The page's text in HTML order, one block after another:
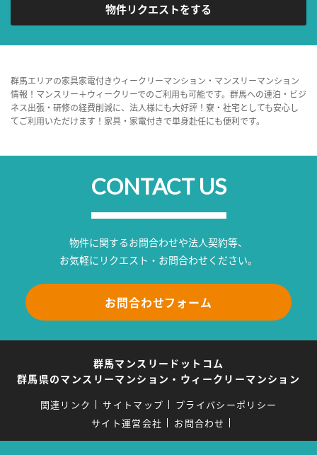
物件リクエストをする
群馬エリアの家具家電付きウィークリーマンション・マンスリーマンション
情報！マンスリー＋ウィークリーでのご利用も可能です。群馬への連泊・ビジ
ネス出張・研修の経費削減に、法人様にも大好評！寮・社宅としても安心し
てご利用いただけます！家具・家電付きで単身赴任にも便利です。
CONTACT US
物件に関するお問合わせや法人契約等、
お気軽にリクエスト・お問合わせください。
お問合わせフォーム
群馬マンスリードットコム
群馬県のマンスリーマンション・ウィークリーマンション
関連リンク サイトマップ
プライバシーポリシー
サイト運営会社
お問合わせ